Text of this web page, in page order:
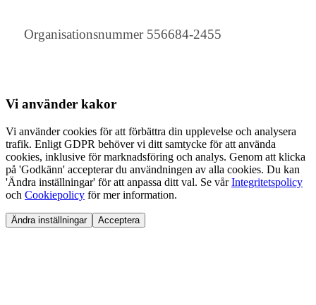
Organisationsnummer 556684-2455
Vi använder kakor
Vi använder cookies för att förbättra din upplevelse och analysera
trafik. Enligt GDPR behöver vi ditt samtycke för att använda
cookies, inklusive för marknadsföring och analys. Genom att klicka
på 'Godkänn' accepterar du användningen av alla cookies. Du kan
'Ändra inställningar' för att anpassa ditt val. Se vårIntegritetspolicy
och Cookiepolicy för mer information.
Ändra inställningar Acceptera